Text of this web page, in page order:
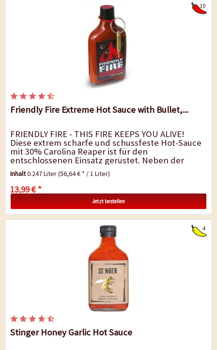
10
Friendly Fire Extreme Hot Sauce with Bullet,...
FRIENDLY FIRE - THIS FIRE KEEPS YOU ALIVE!
Diese extrem scharfe und schussfeste Hot-Sauce
mit 30% Carolina Reaper ist für den
entschlossenen Einsatz gerüstet. Neben der
schärfsten Chili der Welt kümmern...
Inhalt0.247 Liter(56,64 € * / 1 Liter)
13,99 € *
Jetzt bestellen
4
Stinger Honey Garlic Hot Sauce